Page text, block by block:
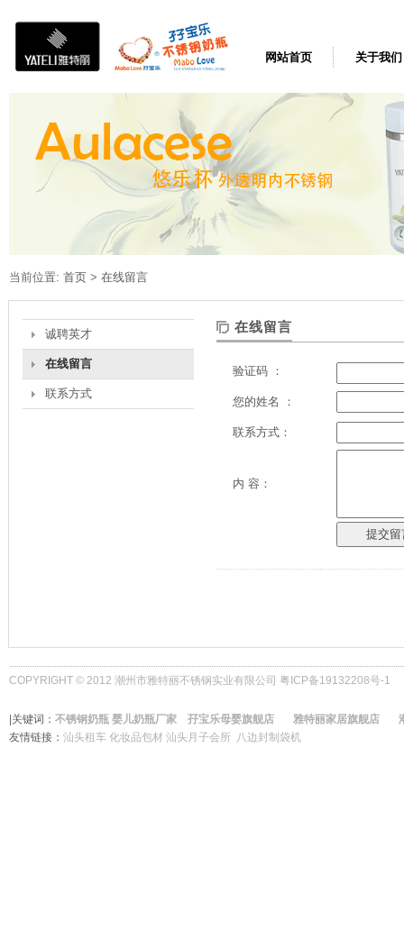
网站首页 关于我们
当前位置: 首页 > 在线留言
诚聘英才
在线留言
联系方式
在线留言
验证码 ：
您的姓名 ：
联系方式：
内 容：
COPYRIGHT © 2012 潮州市雅特丽不锈钢实业有限公司 粤ICP备19132208号-1
|关键词： 不锈钢奶瓶 婴儿奶瓶厂家 孖宝乐母婴旗舰店 雅特丽家居旗舰店
友情链接： 汕头租车 化妆品包材 汕头月子会所 八边封制袋机